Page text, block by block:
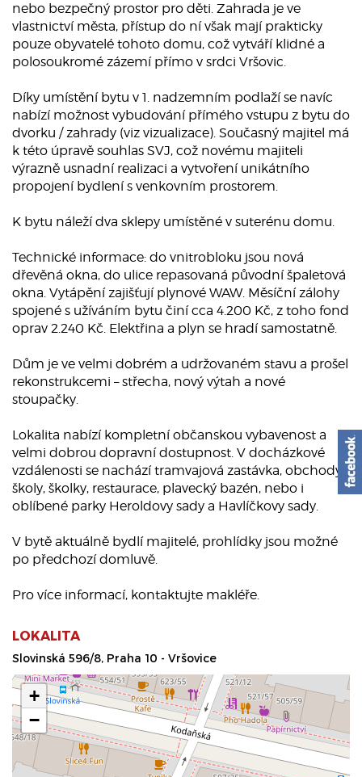
nebo bezpečný prostor pro děti. Zahrada je ve
vlastnictví města, přístup do ní však mají prakticky
pouze obyvatelé tohoto domu, což vytváří klidné a
polosoukromé zázemí přímo v srdci Vršovic.
Díky umístění bytu v 1. nadzemním podlaží se navíc
nabízí možnost vybudování přímého vstupu z bytu do
dvorku / zahrady (viz vizualizace). Současný majitel má
k této úpravě souhlas SVJ, což novému majiteli
výrazně usnadní realizaci a vytvoření unikátního
propojení bydlení s venkovním prostorem.
K bytu náleží dva sklepy umístěné v suterénu domu.
Technické informace: do vnitrobloku jsou nová
dřevěná okna, do ulice repasovaná původní špaletová
okna. Vytápění zajišťují plynové WAW. Měsíční zálohy
spojené s užíváním bytu činí cca 4.200 Kč, z toho fond
oprav 2.240 Kč. Elektřina a plyn se hradí samostatně.
Dům je ve velmi dobrém a udržovaném stavu a prošel
rekonstrukcemi – střecha, nový výtah a nové
stoupačky.
Lokalita nabízí kompletní občanskou vybavenost a
velmi dobrou dopravní dostupnost. V docházkové
vzdálenosti se nachází tramvajová zastávka, obchody,
školy, školky, restaurace, plavecký bazén, nebo i
oblíbené parky Heroldovy sady a Havlíčkovy sady.
V bytě aktuálně bydlí majitelé, prohlídky jsou možné
po předchozí domluvě.
Pro více informací, kontaktujte makléře.
LOKALITA
Slovinská 596/8, Praha 10 - Vršovice
+
−